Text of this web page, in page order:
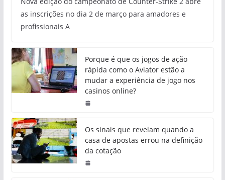
as inscrições no dia 2 de março para amadores e
profissionais A
Porque é que os jogos de ação
rápida como o Aviator estão a
mudar a experiência de jogo nos
casinos online?
Os sinais que revelam quando a
casa de apostas errou na definição
da cotação